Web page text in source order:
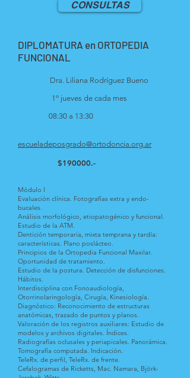
CONSULTAS
DIPLOMATURA en ORTOPEDIA
FUNCIONAL
Dra. Liliana Rodríguez Bueno
1º jueves de cada mes
08:30 a 13:30
escueladeposgrado@ortodoncia.org.ar
$190000.-
Módulo I
Evaluación clínica. Fotografías extra y endo-
bucales.
Análisis morfológico, etiopatogénico y funcional.
Estudio de la ATM.
Dentición temporaria, mixta temprana y tardía:
características. Plano poslácteo.
Principios de la Ortopedia Funcional Maxilar.
Oportunidad de tratamiento.
Estudio de la postura. Detección de disfunciones.
Hábitos.
Interdisciplina con Fonoaudiología,
Otorrinolaringología, Cirugía, Kinesiología.
Diagnóstico: Reconocimiento de estructuras
anatómicas, trazado de puntos y planos.
Valoración de los registros auxiliares: Estudio de
modelos y archivos digitales. Índices.
Radiografías oclusales y periapicales. Panorámica.
Tomografía computada. Indicación.
TeleRx. de perfil, TeleRx. de frente.
Cefalogramas de Ricketts, Mac. Namara, Björk-